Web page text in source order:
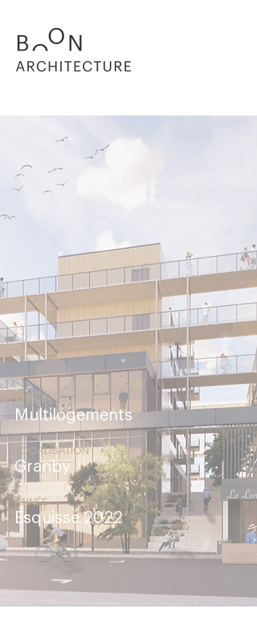
TYPE
Multilogements
LOCALISATION
Granby
ANNÉE
Esquisse 2022